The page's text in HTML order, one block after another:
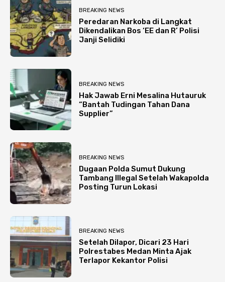
BREAKING NEWS
Peredaran Narkoba di Langkat
Dikendalikan Bos ‘EE dan R’ Polisi
Janji Selidiki
BREAKING NEWS
Hak Jawab Erni Mesalina Hutauruk
“Bantah Tudingan Tahan Dana
Supplier”
BREAKING NEWS
Dugaan Polda Sumut Dukung
Tambang Illegal Setelah Wakapolda
Posting Turun Lokasi
BREAKING NEWS
Setelah Dilapor, Dicari 23 Hari
Polrestabes Medan Minta Ajak
Terlapor Kekantor Polisi